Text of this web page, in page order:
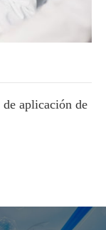
aplicación de